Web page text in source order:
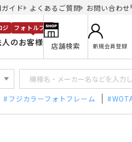
イド よくあるご質問 お問い合わせ
のお客様
ジ フォトルプロ
店舗検索 新規会員登録
フジカラーフォトフレーム